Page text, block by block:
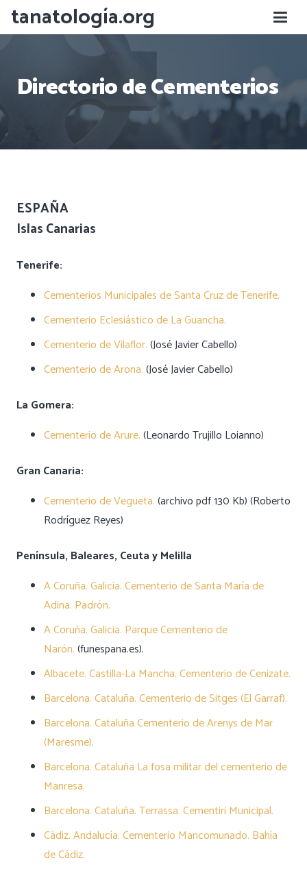
tanatología.org
Directorio de Cementerios
ESPAÑA
Islas Canarias
Tenerife:
Cementerios Municipales de Santa Cruz de Tenerife.
Cementerio Eclesiástico de La Guancha.
Cementerio de Vilaflor.(José Javier Cabello)
Cementerio de Arona.(José Javier Cabello)
La Gomera:
Cementerio de Arure.(Leonardo Trujillo Loianno)
Gran Canaria:
Cementerio de Vegueta.(archivo pdf 130 Kb) (Roberto
Rodríguez Reyes)
Península, Baleares, Ceuta y Melilla
A Coruña. Galicia. Cementerio de Santa María de
Adina. Padrón.
A Coruña. Galicia. Parque Cementerio de
Narón.(funespana.es).
Albacete. Castilla-La Mancha. Cementerio de Cenizate.
Barcelona. Cataluña. Cementerio de Sitges (El Garraf).
Barcelona. Cataluña Cementerio de Arenys de Mar
(Maresme).
Barcelona. Cataluña La fosa militar del cementerio de
Manresa.
Barcelona. Cataluña. Terrassa. Cementiri Municipal.
Cádiz. Andalucía. Cementerio Mancomunado. Bahía
de Cádiz.